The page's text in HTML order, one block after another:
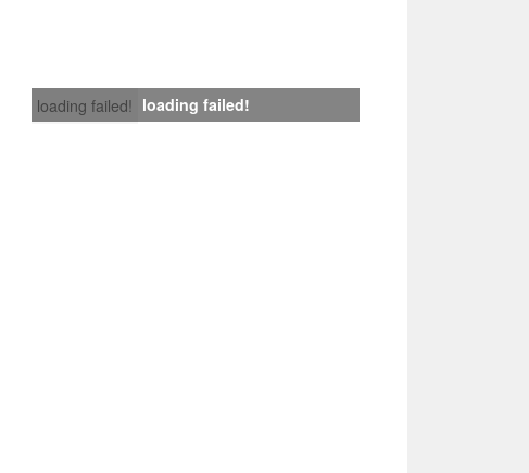
loading failed! loading failed!